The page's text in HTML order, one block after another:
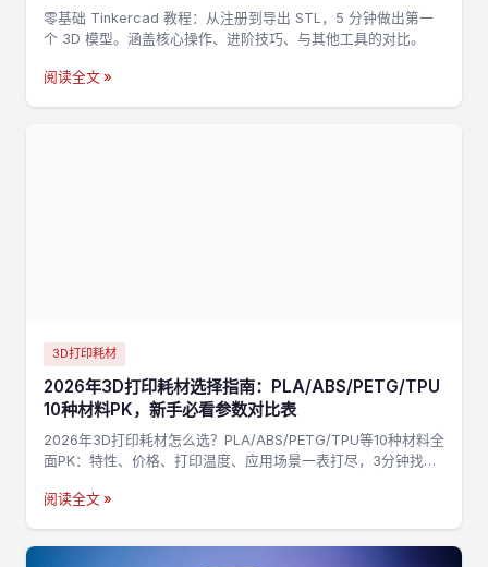
零基础 Tinkercad 教程：从注册到导出 STL，5 分钟做出第一
个 3D 模型。涵盖核心操作、进阶技巧、与其他工具的对比。
阅读全文 »
3D打印耗材
2026年3D打印耗材选择指南：PLA/ABS/PETG/TPU
10种材料PK，新手必看参数对比表
2026年3D打印耗材怎么选？PLA/ABS/PETG/TPU等10种材料全
面PK：特性、价格、打印温度、应用场景一表打尽，3分钟找到
阅读全文 »